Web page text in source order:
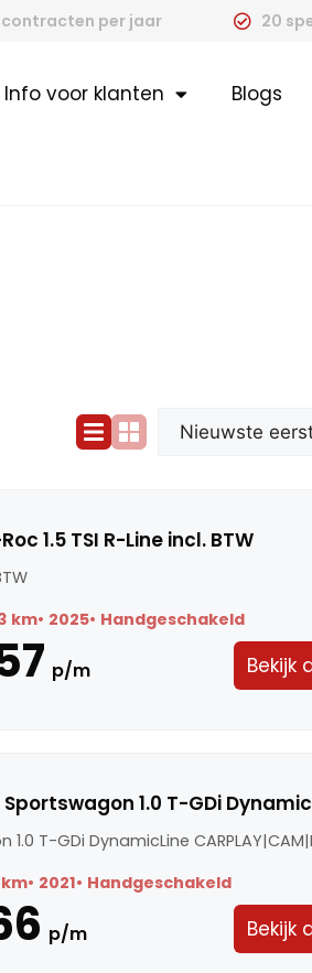
contracten per jaar 20
Info voor klanten Blogs
1.5 TSI R-Line incl. BTW
km 2025 Handgeschakeld
p/m Bekijk
Sportswagon 1.0 T-GDi
T-GDi DynamicLine
km 2021 Handgeschakeld
p/m Bekijk